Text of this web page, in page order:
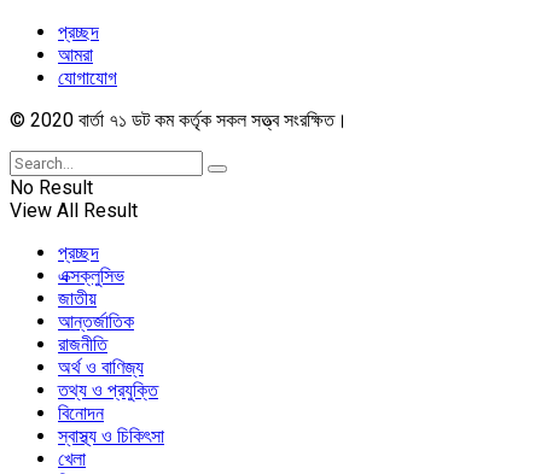
প্রচ্ছদ
আমরা
যোগাযোগ
© 2020 বার্তা ৭১ ডট কম কর্তৃক সকল সত্ত্ব সংরক্ষিত।
No Result
View All Result
প্রচ্ছদ
এক্সক্লুসিভ
জাতীয়
আন্তর্জাতিক
রাজনীতি
অর্থ ও বাণিজ্য
তথ্য ও প্রযুক্তি
বিনোদন
স্বাস্থ্য ও চিকিৎসা
খেলা